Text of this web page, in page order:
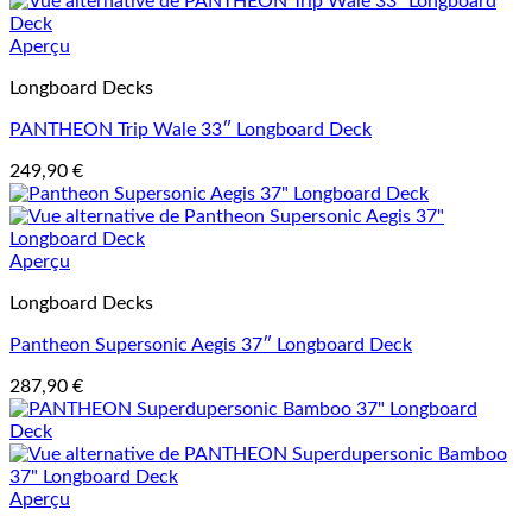
Aperçu
Longboard Decks
PANTHEON Trip Wale 33″ Longboard Deck
249,90 €
Aperçu
Longboard Decks
Pantheon Supersonic Aegis 37″ Longboard Deck
287,90 €
Aperçu